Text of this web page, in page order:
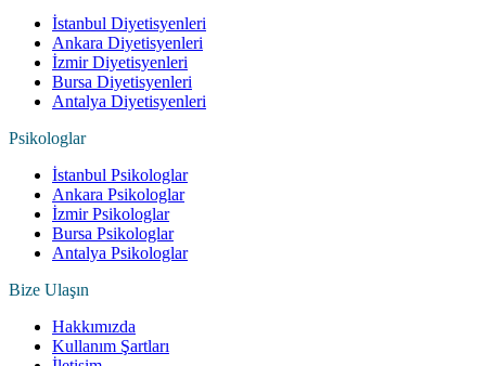
İstanbul Diyetisyenleri
Ankara Diyetisyenleri
İzmir Diyetisyenleri
Bursa Diyetisyenleri
Antalya Diyetisyenleri
Psikologlar
İstanbul Psikologlar
Ankara Psikologlar
İzmir Psikologlar
Bursa Psikologlar
Antalya Psikologlar
Bize Ulaşın
Hakkımızda
Kullanım Şartları